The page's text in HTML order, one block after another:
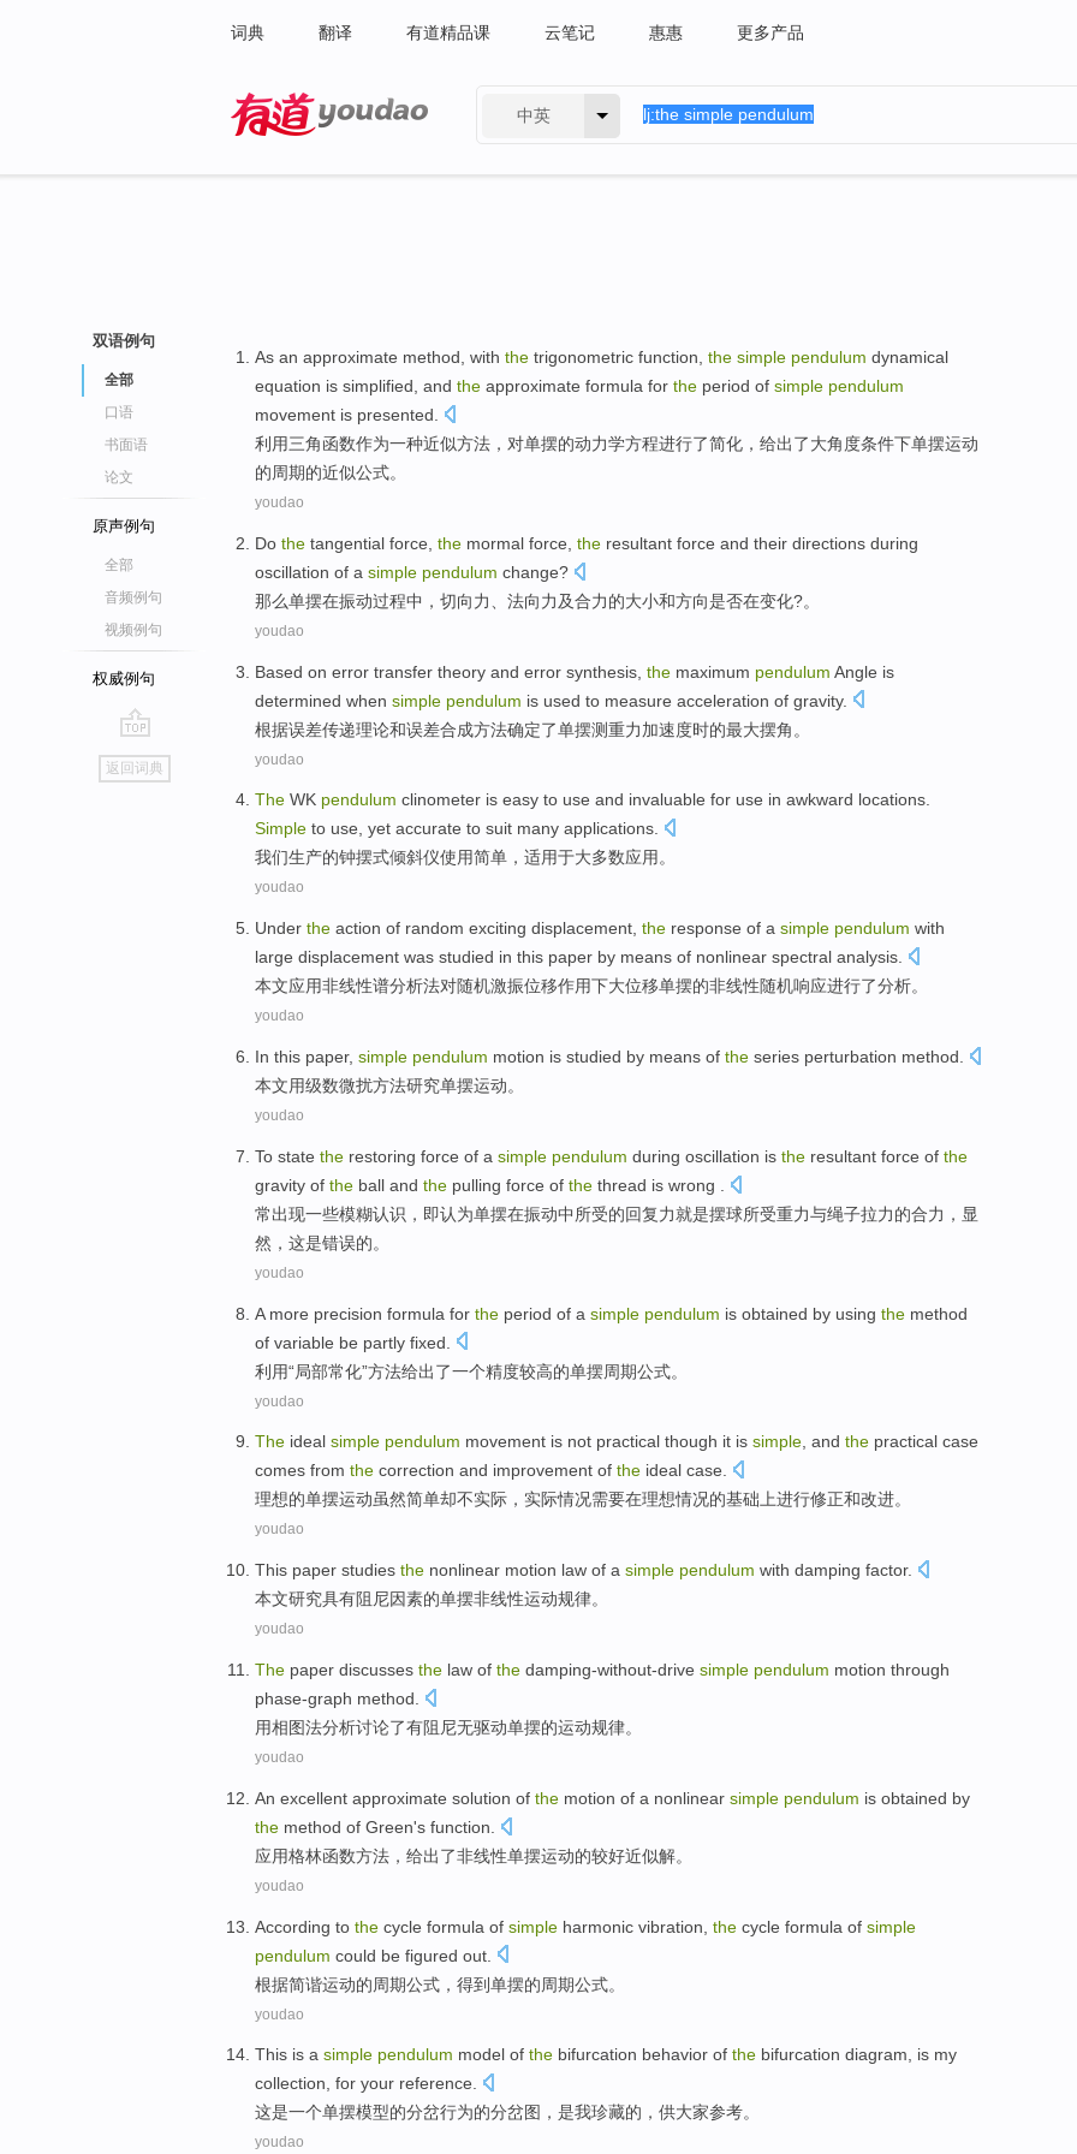
词典 翻译 有道精品课 云笔记 惠惠 更多产品
中英
双语例句
全部
口语
书面语
论文
原声例句
全部
音频例句
视频例句
权威例句
go
top
返回词典
As an approximate method with the trigonometric function the simple pendulum dynamical
equation is simplified , and the approximate formula for the period of simple pendulum
movement is presented.
利用三角函数作为一种近似方法 ， 对单摆的动力学方程进行了简化，给出了大角度条件下单摆运动
的周期的近似公式。
youdao
Do the tangential force the mormal force, the resultant force and their directions during
oscillation of a simple pendulum change?
那么单摆在振动过程中， 切向力 、法向力及合力的大小和方向是否在变化?。
youdao
Based on error transfer theory and error synthesis the maximum pendulum Angle is
determined when simple pendulum is used to measure acceleration of gravity.
根据误差传递理论和误差合成方法确定了单摆测重力加速度时的最大摆角 。
youdao
The WK pendulum clinometer is easy to use and invaluable for use in awkward locations.
Simple to use, yet accurate to suit many applications.
我们生产的钟摆式倾斜仪使用简单 ， 适用于大多数应用。
youdao
Under the action of random exciting displacement the response of a simple pendulum with
large displacement was studied in this paper by means of nonlinear spectral analysis.
本文应用非线性谱分析法对随机激振位移作用下大位移单摆的非线性随机响应进行了分析。
youdao
In this paper, simple pendulum motion is studied by means of the series perturbation method
本文用级数微扰方法研究单摆运动。
youdao
To state the restoring force of a simple pendulum during oscillation is the resultant force of the
gravity of the ball and the pulling force of the thread is wrong
常出现一些模糊认识，即认为单摆在振动中所受的回复力就是摆球所受重力与绳子拉力的合力 ，显
然， 这是错误的。
youdao
A more precision formula for the period of a simple pendulum is obtained by using the method
of variable be partly fixed.
利用“局部常化”方法给出了一个精度较高的单摆周期公式。
youdao
The ideal simple pendulum movement is not practical though it is simple, and the practical case
comes from the correction and improvement of the ideal case.
理想的单摆运动虽然简单却不实际 ，实际情况需要在理想情况的基础上进行修正和改进。
youdao
This paper studies the nonlinear motion law of a simple pendulum with damping factor.
本文研究具有阻尼因素的单摆非线性运动规律。
youdao
The paper discusses the law of the damping-without-drive simple pendulum motion through
phase-graph method.
用相图法分析讨论了有阻尼无驱动单摆的运动规律。
youdao
An excellent approximate solution of the motion of a nonlinear simple pendulum is obtained by
the method of Green's function
应用格林函数方法 ， 给出了非线性单摆运动的较好近似解。
youdao
According to the cycle formula of simple harmonic vibration, the cycle formula of simple
pendulum could be figured out.
根据简谐运动的周期公式 ，得到单摆的周期公式。
youdao
This is a simple pendulum model of the bifurcation behavior of the bifurcation diagram, is my
collection, for your reference.
这是一个单摆模型的分岔行为的分岔图 ，是我珍藏的 ，供大家参考。
youdao